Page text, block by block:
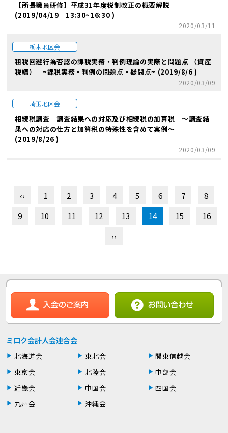
【所長職員研修】平成31年度税制改正の概要解説
(2019/04/19 13:30~16:30 )
2020/03/11
栃木地区会
租税回避行為否認の課税実務・判例理論の実際と問題点 （資産
税編） ~課税実務・判例の問題点・疑問点~ (2019/8/6 )
2020/03/09
埼玉地区会
相続税調査 調査結果への対応及び相続税の加算税 ～調査結
果への対応の仕方と加算税の特殊性を含めて実例～
(2019/8/26 )
2020/03/09
‹‹ 1 2 3 4 5 6 7
8
9
10 11 12 13 14 15
16
››
ミロク会計人会連合会
北海道会 東北会
関東信越会
東京会
北陸会
中部会
近畿会
中国会
四国会
九州会
沖縄会